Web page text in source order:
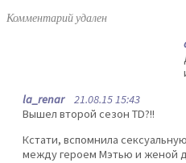
Комментарий удален
la_renar21.08.15 15:43
Вышел второй сезон TD?!!
Кстати, вспомнила
между героем Мэтью и женой